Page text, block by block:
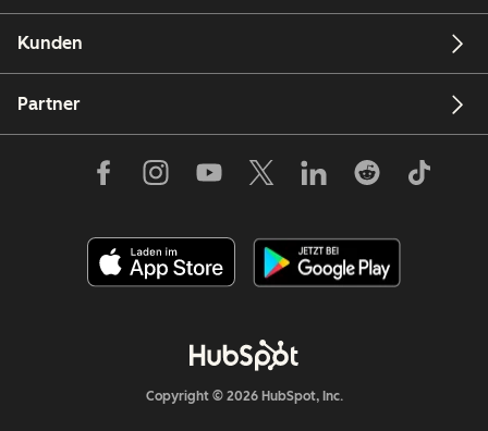
Kunden
Partner
Copyright © 2026 HubSpot, Inc.